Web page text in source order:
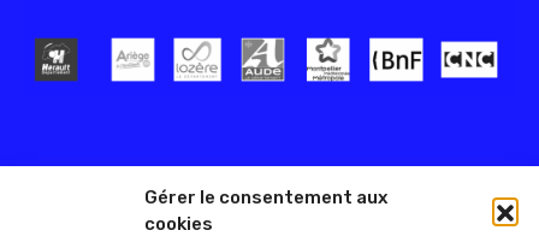
Gérer le consentement aux
cookies